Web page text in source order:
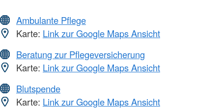
Ambulante Pflege
Karte: Link zur Google Maps Ansicht
Beratung zur Pflegeversicherung
Karte: Link zur Google Maps Ansicht
Blutspende
Karte: Link zur Google Maps Ansicht